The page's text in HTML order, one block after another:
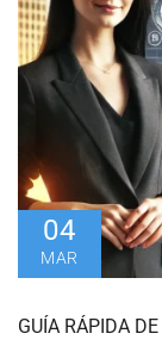
04
MAR
GUÍA RÁPIDA